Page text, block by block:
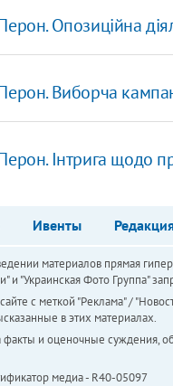
Опозиційна
Перон. Виборча
Перон. Інтрига щодо
Ивенты
материалов прямая
и "Украинская Фото Группа"
с меткой "Реклама" /
в этих материалах.
факты и оценочные суждения,
медиа - R40-05097